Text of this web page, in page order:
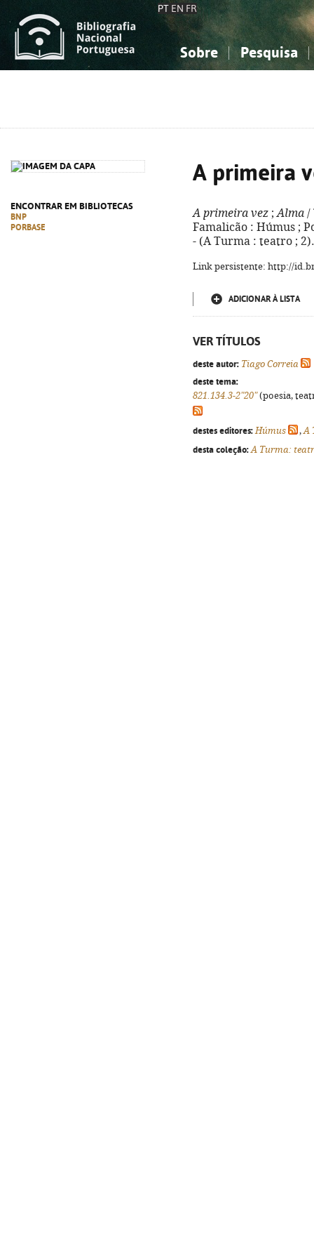
PT EN FR
Sobre Pesquisa
ENCONTRAR EM BIBLIOTECAS
BNP
PORBASE
A primeira
A primeira vez ;Alma /
Famalicão : Húmus ;
- (A Turma : teatro ;
Link persistente: http://
ADICIONAR À LISTA
VER TÍTULOS
deste autor: Tiago Correia
deste tema:
821.134.3-2"20"(poesia,
destes editores: Húmus ,A
desta coleção: A Turma: